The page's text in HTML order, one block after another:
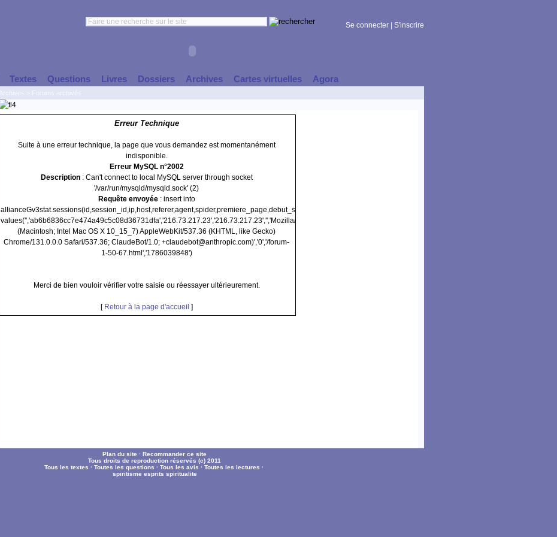
Se connecter S'inscrire
Textes Questions Livres Dossiers Archives Cartes virtuelles Agora
Erreur Technique
Suite à une erreur technique, la page que vous demandez est momentanément
indisponible.
Erreur MySQL n°2002
Description: Can't connect to local MySQL server through socket
'/var/run/mysqld/mysqld.sock' (2)
Requête envoyée: insert into
allianceGv3stat.sessions(id,session_id,ip,host,referer,agent,spider,premiere_page,debut_session)
values('','ab6b6836cc7e474a49c5c08d36731dfa','216.73.217.23','216.73.217.23','','Mozilla/5.0
(Macintosh; Intel Mac OS X 10_15_7) AppleWebKit/537.36 (KHTML, like Gecko)
Chrome/131.0.0.0 Safari/537.36; ClaudeBot/1.0; +claudebot@anthropic.com)','0','/forum-
1-50-67.html','1786039848')
Merci de bien vouloir vérifier votre saisie ou réessayer ultérieurement.
[ Retour à la page d'accueil ]
Plan du site · Recommander ce site
Tous droits de reproduction réservés (c) 2011
Tous les textes · Toutes les questions · Tous les avis · Toutes les lectures ·
spiritisme esprits spiritualite